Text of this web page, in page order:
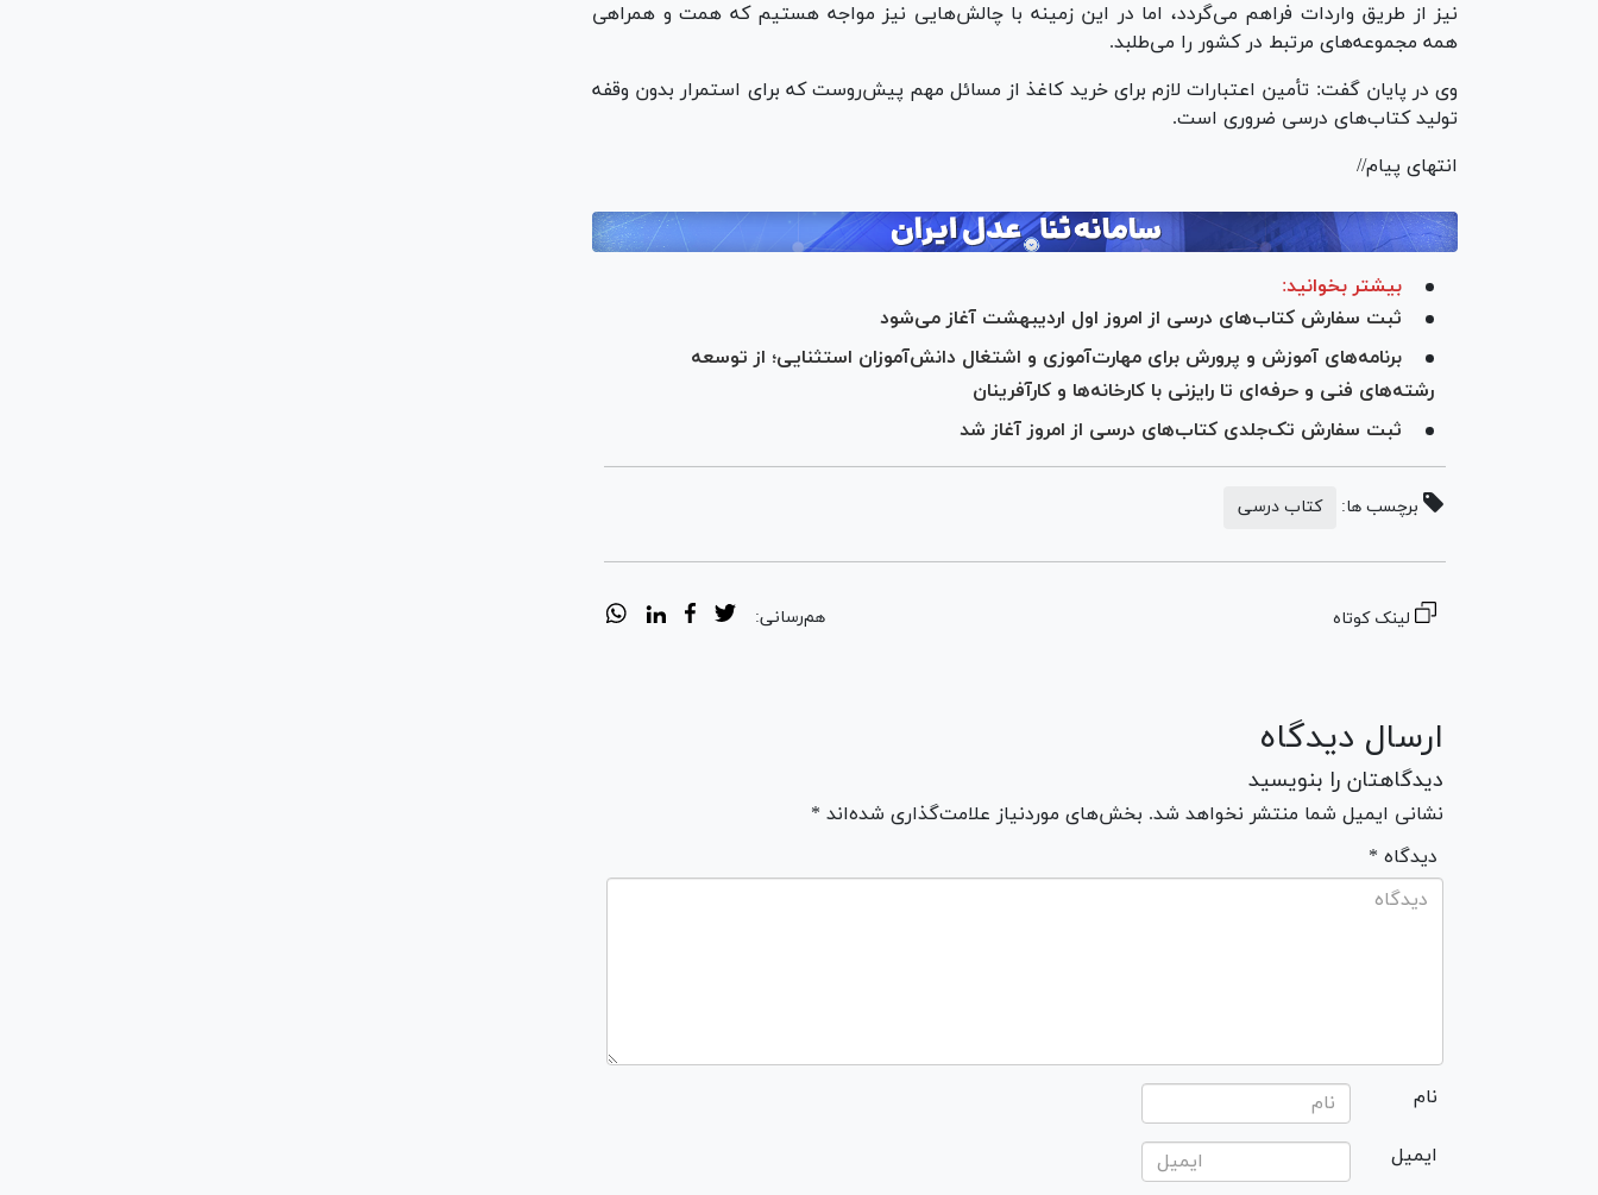
نیز از طریق واردات فراهم می‌گردد، اما در این زمینه با چالش‌هایی نیز مواجه هستیم که همت و همراهی
همه مجموعه‌های مرتبط در کشور را می‌طلبد.
وی در پایان گفت: تأمین اعتبارات لازم برای خرید کاغذ از مسائل مهم پیش‌روست که برای استمرار بدون وقفه
تولید کتاب‌های درسی ضروری است.
انتهای پیام//
بیشتر بخوانید:
ثبت سفارش کتاب‌های درسی از امروز اول اردیبهشت آغاز می‌شود
برنامه‌های آموزش و پرورش برای مهارت‌آموزی و اشتغال دانش‌آموزان استثنایی؛ از توسعه
رشته‌های فنی‌ و حرفه‌ای تا رایزنی با کارخانه‌ها و کارآفرینان
ثبت سفارش تک‌جلدی کتاب‌های درسی از امروز آغاز شد
برچسب ها: کتاب درسی
لینک کوتاه هم‌رسانی:
ارسال دیدگاه
دیدگاهتان را بنویسید
نشانی ایمیل شما منتشر نخواهد شد. بخش‌های موردنیاز علامت‌گذاری شده‌اند *
* دیدگاه
نام
ایمیل